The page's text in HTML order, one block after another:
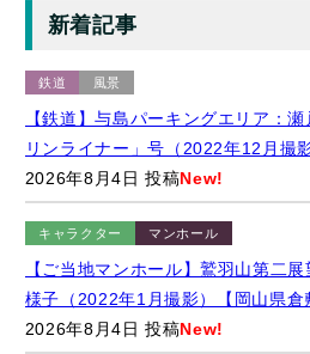
【鉄道】与島パーキングエリア：
リンライナー」号（2022年12月撮
2026年8月4日 投稿
キャラクター マンホール
【ご当地マンホール】鷲羽山第二展
様子（2022年1月撮影）【岡山県倉
2026年8月4日 投稿New!
キャラクター イベント
【ゆるバース2025】「ゆるバース